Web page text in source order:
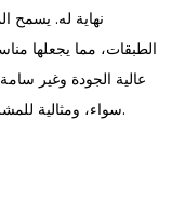
نهاية له. يسمح
الطبقات، مما يجعلها
عالية الجودة وغير
سواء، ومثالية للمشروعات المدرسية أو الأعمال الفنية الاحترافية.